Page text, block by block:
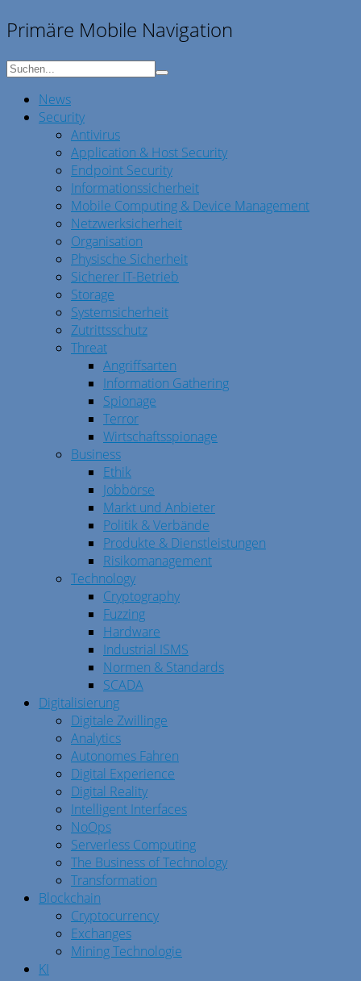
Primäre Mobile Navigation
News
Security
Antivirus
Application & Host Security
Endpoint Security
Informationssicherheit
Mobile Computing & Device Management
Netzwerksicherheit
Organisation
Physische Sicherheit
Sicherer IT-Betrieb
Storage
Systemsicherheit
Zutrittsschutz
Threat
Angriffsarten
Information Gathering
Spionage
Terror
Wirtschaftsspionage
Business
Ethik
Jobbörse
Markt und Anbieter
Politik & Verbände
Produkte & Dienstleistungen
Risikomanagement
Technology
Cryptography
Fuzzing
Hardware
Industrial ISMS
Normen & Standards
SCADA
Digitalisierung
Digitale Zwillinge
Analytics
Autonomes Fahren
Digital Experience
Digital Reality
Intelligent Interfaces
NoOps
Serverless Computing
The Business of Technology
Transformation
Blockchain
Cryptocurrency
Exchanges
Mining Technologie
KI